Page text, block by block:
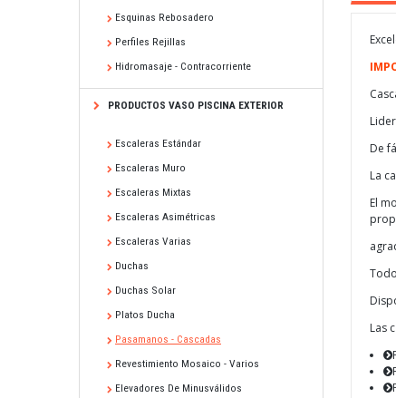
Esquinas Rebosadero
Perfiles Rejillas
Hidromasaje - Contracorriente
PRODUCTOS VASO PISCINA EXTERIOR
Escaleras Estándar
Escaleras Muro
Escaleras Mixtas
Escaleras Asimétricas
Escaleras Varias
Duchas
Duchas Solar
Platos Ducha
Pasamanos - Cascadas
Revestimiento Mosaico - Varios
Elevadores De Minusválidos
De
La
El
Las